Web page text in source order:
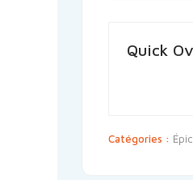
Quick
Catégories :